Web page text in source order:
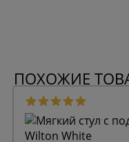
ПОХОЖИЕ